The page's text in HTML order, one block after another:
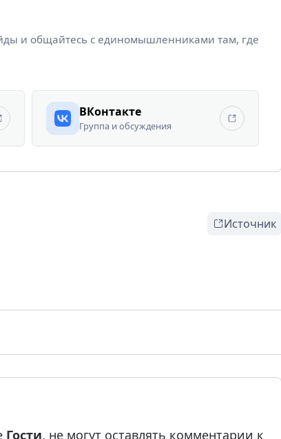
и общайтесь с единомышленниками там, где
ВКонтакте
Группа и обсуждения
Источник
Гости, не могут оставлять комментарии к